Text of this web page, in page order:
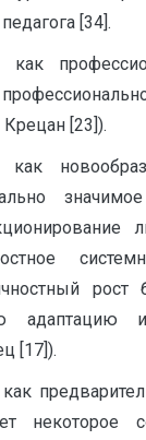
[34].
как
Крецан [23]).
как
рост
адаптацию
[17]).
некоторое